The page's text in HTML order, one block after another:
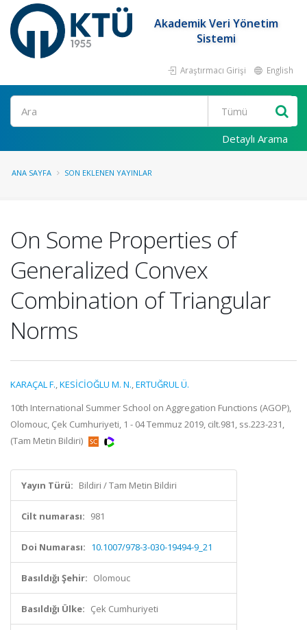
Akademik Veri Yönetim
Sistemi
Araştırmacı Girişi English
Ara
Detaylı Arama
ANA SAYFA SON EKLENEN YAYINLAR
On Some Properties of
Generalized Convex
Combination of Triangular
Norms
KARAÇAL F.,KESİCİOĞLU M. N.,ERTUĞRUL Ü.
10th International Summer School on Aggregation Functions (AGOP),
Olomouc, Çek Cumhuriyeti, 1 - 04 Temmuz 2019, cilt.981, ss.223-231,
(Tam Metin Bildiri)
Yayın Türü: Bildiri / Tam Metin Bildiri
Cilt numarası: 981
Doi Numarası: 10.1007/978-3-030-19494-9_21
Basıldığı Şehir: Olomouc
Basıldığı Ülke: Çek Cumhuriyeti